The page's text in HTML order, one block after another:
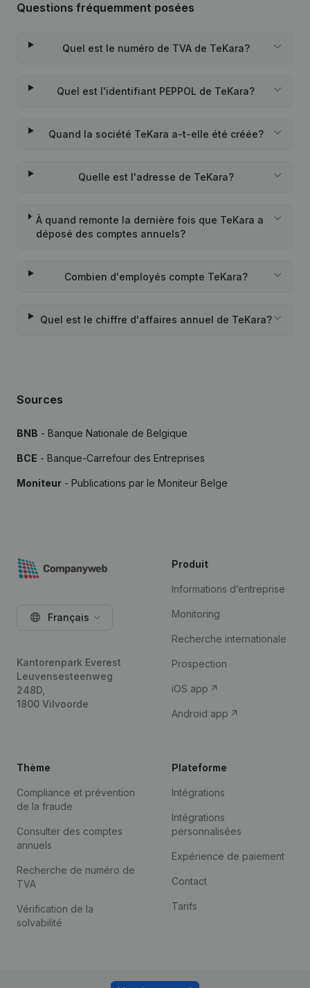
Questions fréquemment posées
Quel est le numéro de TVA de TeKara?
Quel est l'identifiant PEPPOL de TeKara?
Quand la société TeKara a-t-elle été créée?
Quelle est l'adresse de TeKara?
À quand remonte la dernière fois que TeKara a
déposé des comptes annuels?
Combien d'employés compte TeKara?
Quel est le chiffre d'affaires annuel de TeKara?
Sources
BNB - Banque Nationale de Belgique
BCE - Banque-Carrefour des Entreprises
Moniteur - Publications par le Moniteur Belge
Français
Kantorenpark Everest
Leuvensesteenweg
248D,
1800 Vilvoorde
Produit
Informations d’entreprise
Monitoring
Recherche internationale
Prospection
iOS app
Android app
Thème
Compliance et prévention
de la fraude
Consulter des comptes
annuels
Recherche de numéro de
TVA
Vérification de la
solvabilité
Plateforme
Intégrations
Intégrations
personnalisées
Expérience de paiement
Contact
Tarifs